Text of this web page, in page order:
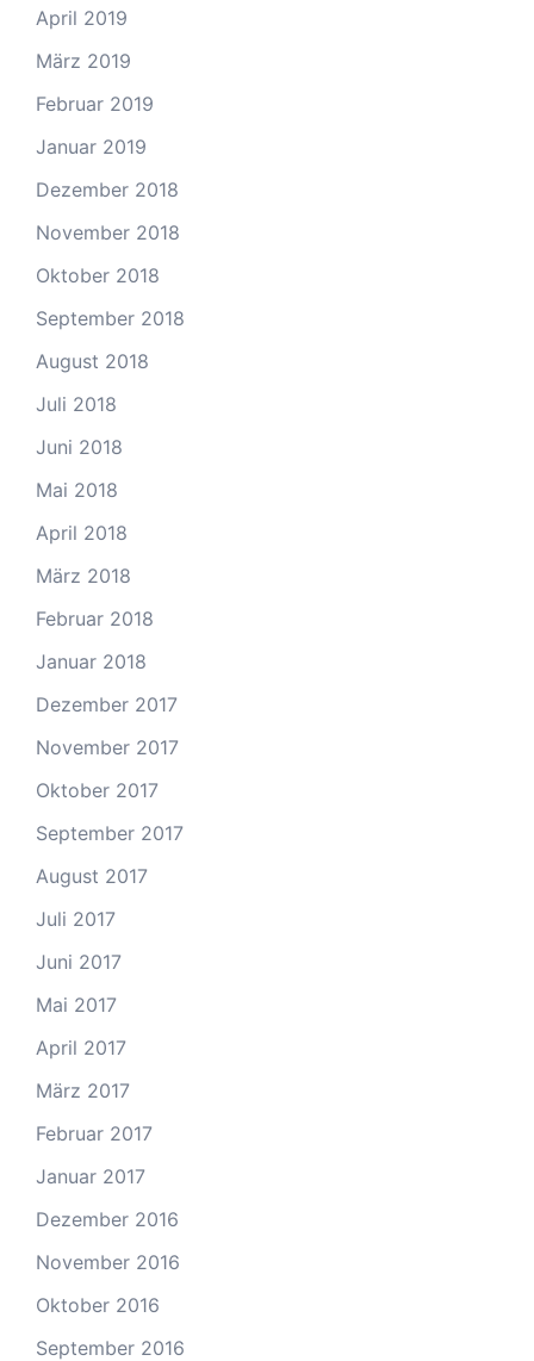
April 2019
März 2019
Februar 2019
Januar 2019
Dezember 2018
November 2018
Oktober 2018
September 2018
August 2018
Juli 2018
Juni 2018
Mai 2018
April 2018
März 2018
Februar 2018
Januar 2018
Dezember 2017
November 2017
Oktober 2017
September 2017
August 2017
Juli 2017
Juni 2017
Mai 2017
April 2017
März 2017
Februar 2017
Januar 2017
Dezember 2016
November 2016
Oktober 2016
September 2016